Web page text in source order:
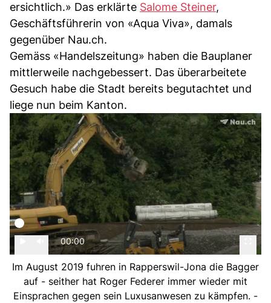
ersichtlich.» Das erklärte Salome Steiner,
Geschäftsführerin von «Aqua Viva», damals
gegenüber Nau.ch.
Gemäss «Handelszeitung» haben die Bauplaner
mittlerweile nachgebessert. Das überarbeitete
Gesuch habe die Stadt bereits begutachtet und
liege nun beim Kanton.
00:00
Im August 2019 fuhren in Rapperswil-Jona die Bagger
auf - seither hat Roger Federer immer wieder mit
Einsprachen gegen sein Luxusanwesen zu kämpfen. -